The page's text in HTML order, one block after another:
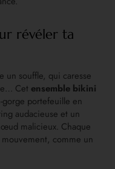
révéler ta
un souffle, qui caresse
Cet ensemble bikini
portefeuille en
audacieuse et un
malicieux. Chaque
comme un